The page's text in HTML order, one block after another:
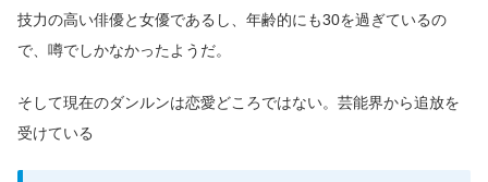
技力の高い俳優と女優であるし、年齢的にも30を過ぎているの
で、噂でしかなかったようだ。
そして現在のダンルンは恋愛どころではない。芸能界から追放を
受けている